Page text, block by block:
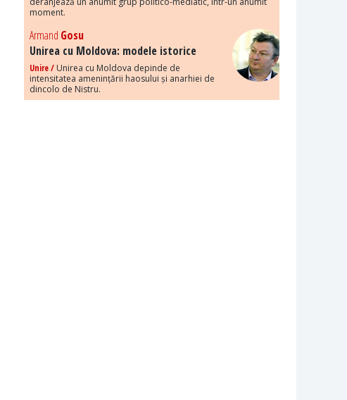
moment.
Armand Gosu
Unirea cu Moldova: modele istorice
Unire / Unirea cu Moldova depinde de
intensitatea amenințării haosului și anarhiei de
dincolo de Nistru.